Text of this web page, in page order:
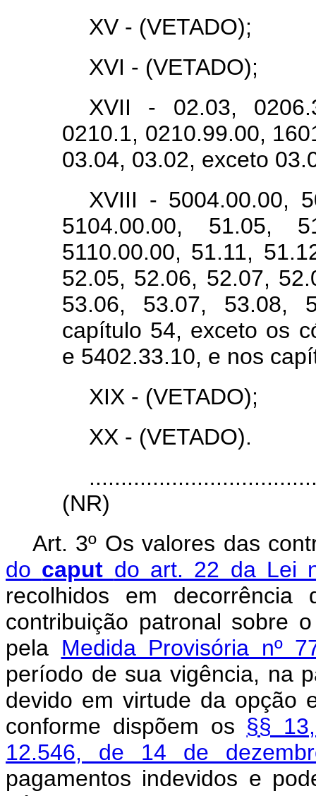
XV - (VETADO);
XVI - (VETADO);
XVII - 02.03,
0210.1, 0210.99.00,
03.04, 03.02, exceto
XVIII - 5004.00.00,
5104.00.00, 51.05,
5110.00.00, 51.11,
52.05, 52.06, 52.07,
53.06, 53.07, 53.08,
capítulo 54, exceto os
e 5402.33.10, e nos
XIX - (VETADO);
XX - (VETADO).
(NR)
Art. 3º Os valores das
do caput do art. 22 da Lei
recolhidos em decorrência
contribuição patronal sobre
pela Medida Provisória nº
período de sua vigência, na
devido em virtude da opção
conforme dispõem os §§
12.546, de 14 de
pagamentos indevidos e